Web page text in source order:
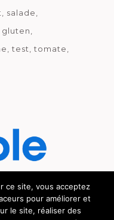
salade
gluten
test
tomate
la cuisine.
ce site, vous acceptez
pour améliorer et
le site, réaliser des